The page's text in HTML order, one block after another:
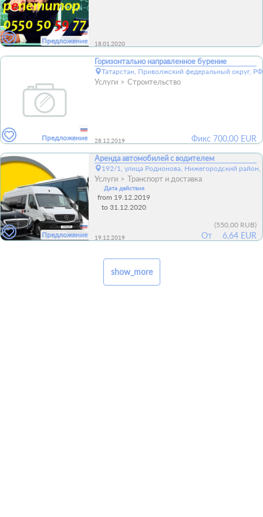
Предложение 18.01.2020
Предложение
Горизонтально направленное бурение
Татарстан, Приволжский федеральный округ, РФ
Услуги Строительство
28.12.2019 Фикс 700,00 EUR
Предложение
Аренда автомобилей с водителем
192/1, улица Родионова, Нижегородский
Услуги Транспорт и доставка
Дата действия
from 19.12.2019
to 31.12.2020
19.12.2019 От
(550,00 RUB)
6,64 EUR
show_more